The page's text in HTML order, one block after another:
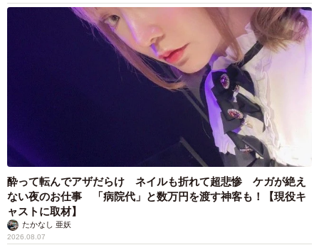
酔って転んでアザだらけ ネイルも折れて超悲惨 ケガが絶え
ない夜のお仕事 「病院代」と数万円を渡す神客も！【現役キ
ャストに取材】
たかなし 亜妖
2026.08.07